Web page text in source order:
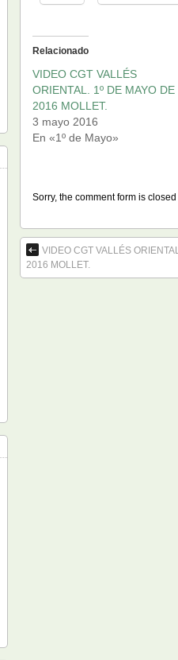
Relacionado
VIDEO CGT VALLÉS
ORIENTAL. 1º DE MAYO DE
2016 MOLLET.
3 mayo 2016
En «1º de Mayo»
Sorry, the comment form is
VIDEO CGT VALLÉS
2016 MOLLET.